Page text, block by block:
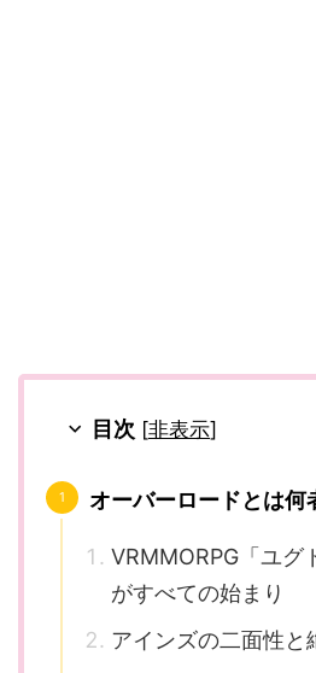
目次 [非表示]
オーバーロードとは何
VRMMORPG「ユグ
がすべての始まり
アインズの二面性と